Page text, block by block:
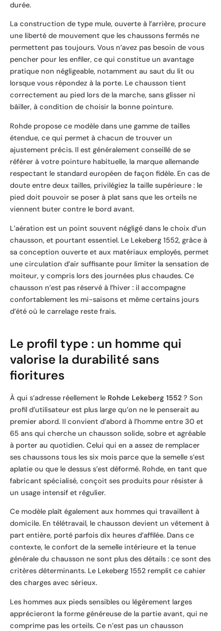
durée.
La construction de type mule, ouverte à l’arrière, procure
une liberté de mouvement que les chaussons fermés ne
permettent pas toujours. Vous n’avez pas besoin de vous
pencher pour les enfiler, ce qui constitue un avantage
pratique non négligeable, notamment au saut du lit ou
lorsque vous répondez à la porte. Le chausson tient
correctement au pied lors de la marche, sans glisser ni
bâiller, à condition de choisir la bonne pointure.
Rohde propose ce modèle dans une gamme de tailles
étendue, ce qui permet à chacun de trouver un
ajustement précis. Il est généralement conseillé de se
référer à votre pointure habituelle, la marque allemande
respectant le standard européen de façon fidèle. En cas de
doute entre deux tailles, privilégiez la taille supérieure : le
pied doit pouvoir se poser à plat sans que les orteils ne
viennent buter contre le bord avant.
L’aération est un point souvent négligé dans le choix d’un
chausson, et pourtant essentiel. Le Lekeberg 1552, grâce à
sa conception ouverte et aux matériaux employés, permet
une circulation d’air suffisante pour limiter la sensation de
moiteur, y compris lors des journées plus chaudes. Ce
chausson n’est pas réservé à l’hiver : il accompagne
confortablement les mi-saisons et même certains jours
d’été où le carrelage reste frais.
Le profil type : un homme qui
valorise la durabilité sans
fioritures
À qui s’adresse réellement le Rohde Lekeberg 1552 ? Son
profil d’utilisateur est plus large qu’on ne le penserait au
premier abord. Il convient d’abord à l’homme entre 30 et
65 ans qui cherche un chausson solide, sobre et agréable
à porter au quotidien. Celui qui en a assez de remplacer
ses chaussons tous les six mois parce que la semelle s’est
aplatie ou que le dessus s’est déformé. Rohde, en tant que
fabricant spécialisé, conçoit ses produits pour résister à
un usage intensif et régulier.
Ce modèle plaît également aux hommes qui travaillent à
domicile. En télétravail, le chausson devient un vêtement à
part entière, porté parfois dix heures d’affilée. Dans ce
contexte, le confort de la semelle intérieure et la tenue
générale du chausson ne sont plus des détails : ce sont des
critères déterminants. Le Lekeberg 1552 remplit ce cahier
des charges avec sérieux.
Les hommes aux pieds sensibles ou légèrement larges
apprécieront la forme généreuse de la partie avant, qui ne
comprime pas les orteils. Ce n’est pas un chausson